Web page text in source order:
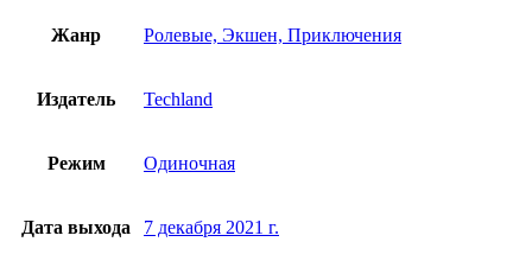
Жанр Ролевые, Экшен, Приключения
Издатель Techland
Режим Одиночная
Дата выхода 7 декабря 2021 г.